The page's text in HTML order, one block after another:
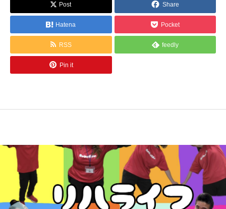
Post Share
Hatena Pocket
RSS feedly
Pin it